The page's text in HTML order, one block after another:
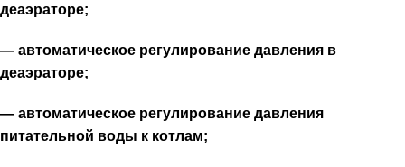
деаэраторе;
— автоматическое регулирование давления в
деаэраторе;
— автоматическое регулирование давления
питательной воды к котлам;